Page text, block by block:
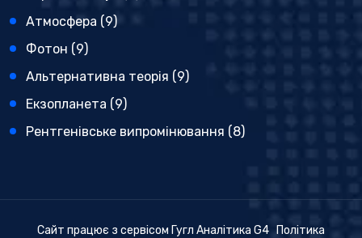
Атмосфера (9)
Фотон (9)
Альтернативна теорія (9)
Екзопланета (9)
Рентгенівське випромінювання (8)
Сайт працює з сервісом Гугл Аналітика G4
Політика